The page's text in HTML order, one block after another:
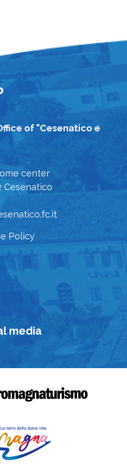
of "Cesenatico e
center
Cesenatico
Policy
media